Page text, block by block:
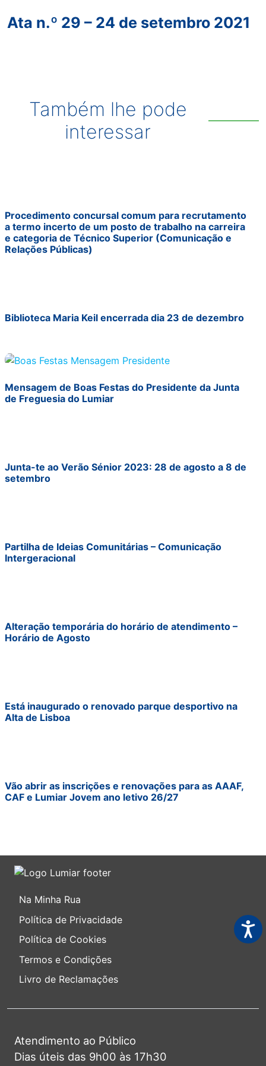
Ata n.º 29 – 24 de setembro 2021
Também lhe pode
interessar
Procedimento concursal comum para recrutamento
a termo incerto de um posto de trabalho na carreira
e categoria de Técnico Superior (Comunicação e
Relações Públicas)
Biblioteca Maria Keil encerrada dia 23 de dezembro
Mensagem de Boas Festas do Presidente da Junta
de Freguesia do Lumiar
Junta-te ao Verão Sénior 2023: 28 de agosto a 8 de
setembro
Partilha de Ideias Comunitárias – Comunicação
Intergeracional
Alteração temporária do horário de atendimento –
Horário de Agosto
Está inaugurado o renovado parque desportivo na
Alta de Lisboa
Vão abrir as inscrições e renovações para as AAAF,
CAF e Lumiar Jovem ano letivo 26/27
Na Minha Rua
Política de Privacidade
Política de Cookies
Termos e Condições
Livro de Reclamações
Atendimento ao Público
Dias úteis das 9h00 às 17h30